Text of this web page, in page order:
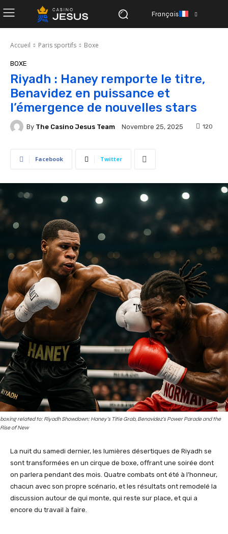
Français
Accueil Paris sportifs Boxe
BOXE
Riyadh : Haney remporte le titre,
Benavidez en puissance et
l’émergence de nouvelles stars
By The Casino Jesus Team Novembre 25, 2025 120
Facebook Twitter
boxing related to: Riyadh Showdown: Haney’s Title Grab, Benavidez’s Power Parade and the
Rise of New
La nuit du samedi dernier, les lumières désertiques de Riyadh se
sont transformées en un cirque de boxe, offrant une soirée dont
on parlera pendant des mois. Quatre combats ont été à l’honneur,
chacun avec son propre scénario, et les résultats ont remodelé la
discussion autour de qui monte, qui reste sur place, et qui a
encore du travail à faire.